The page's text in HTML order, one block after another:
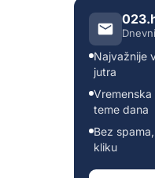
Najvažnije
jutra
teme dana
Bez
kliku